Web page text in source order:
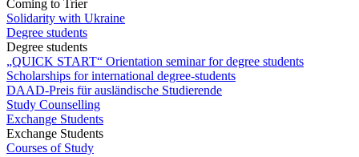
Coming to Trier
Solidarity with Ukraine
Degree students
Degree students
„QUICK START“ Orientation seminar for degree students
Scholarships for international degree-students
DAAD-Preis für ausländische Studierende
Study Counselling
Exchange Students
Exchange Students
Courses of Study